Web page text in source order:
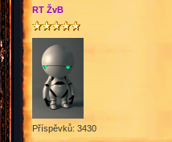
RT ŽvB
Příspěvků: 3430